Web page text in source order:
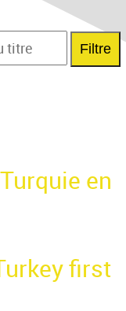
Filtre
en
first